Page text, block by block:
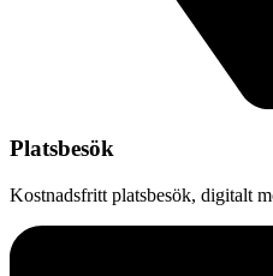
Platsbesök
Kostnadsfritt platsbesök, digitalt